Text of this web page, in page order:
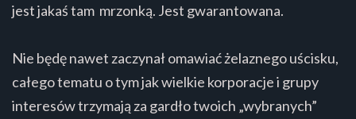
jest jakaś tam mrzonką. Jest gwarantowana.
Nie będę nawet zaczynał omawiać żelaznego uścisku,
całego tematu o tym jak wielkie korporacje i grupy
interesów trzymają za gardło twoich „wybranych”